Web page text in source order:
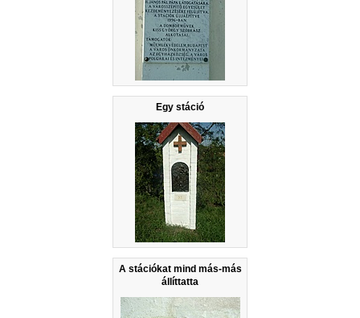
Egy stáció
A stációkat mind más-más
állíttatta